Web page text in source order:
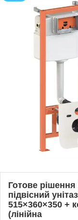
Готове рішення
підвісний
515×360×350 +
(лінійна